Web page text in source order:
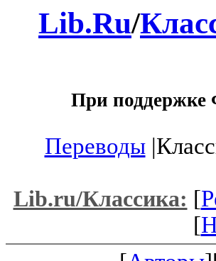
Lib.Ru/
При поддержке
Переводы
Lib.ru/Классика: [
[